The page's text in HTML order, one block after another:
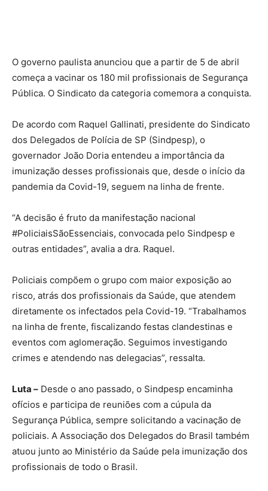
O governo paulista anunciou que a partir de 5 de abril
começa a vacinar os 180 mil profissionais de Segurança
Pública. O Sindicato da categoria comemora a conquista.
De acordo com Raquel Gallinati, presidente do Sindicato
dos Delegados de Polícia de SP (Sindpesp), o
governador João Doria entendeu a importância da
imunização desses profissionais que, desde o início da
pandemia da Covid-19, seguem na linha de frente.
“A decisão é fruto da manifestação nacional
#PoliciaisSãoEssenciais, convocada pelo Sindpesp e
outras entidades”, avalia a dra. Raquel.
Policiais compõem o grupo com maior exposição ao
risco, atrás dos profissionais da Saúde, que atendem
diretamente os infectados pela Covid-19. “Trabalhamos
na linha de frente, fiscalizando festas clandestinas e
eventos com aglomeração. Seguimos investigando
crimes e atendendo nas delegacias”, ressalta.
Luta – Desde o ano passado, o Sindpesp encaminha
ofícios e participa de reuniões com a cúpula da
Segurança Pública, sempre solicitando a vacinação de
policiais. A Associação dos Delegados do Brasil também
atuou junto ao Ministério da Saúde pela imunização dos
profissionais de todo o Brasil.